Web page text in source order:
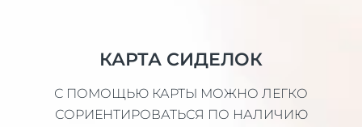
КАРТА СИДЕЛОК
С ПОМОЩЬЮ КАРТЫ МОЖНО ЛЕГКО
СОРИЕНТИРОВАТЬСЯ ПО НАЛИЧИЮ